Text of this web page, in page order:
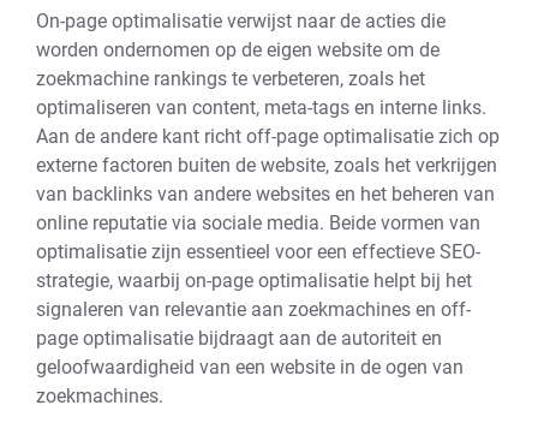
On-page optimalisatie verwijst naar de acties die
worden ondernomen op de eigen website om de
zoekmachine rankings te verbeteren, zoals het
optimaliseren van content, meta-tags en interne links.
Aan de andere kant richt off-page optimalisatie zich op
externe factoren buiten de website, zoals het verkrijgen
van backlinks van andere websites en het beheren van
online reputatie via sociale media. Beide vormen van
optimalisatie zijn essentieel voor een effectieve SEO-
strategie, waarbij on-page optimalisatie helpt bij het
signaleren van relevantie aan zoekmachines en off-
page optimalisatie bijdraagt aan de autoriteit en
geloofwaardigheid van een website in de ogen van
zoekmachines.